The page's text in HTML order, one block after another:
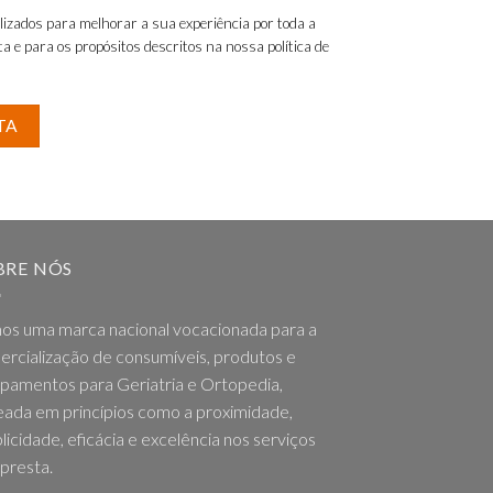
para melhorar a sua experiência por toda a
e para os propósitos descritos na nossa política de
NÓS
uma marca nacional vocacionada para a
de consumíveis, produtos e
para Geriatria e Ortopedia,
em princípios como a proximidade,
eficácia e excelência nos serviços